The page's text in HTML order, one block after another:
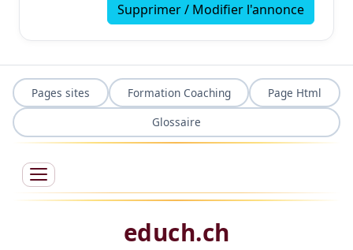
Supprimer / Modifier l'annonce
Pages sites Formation Coaching
Page Html
Glossaire
educh.ch